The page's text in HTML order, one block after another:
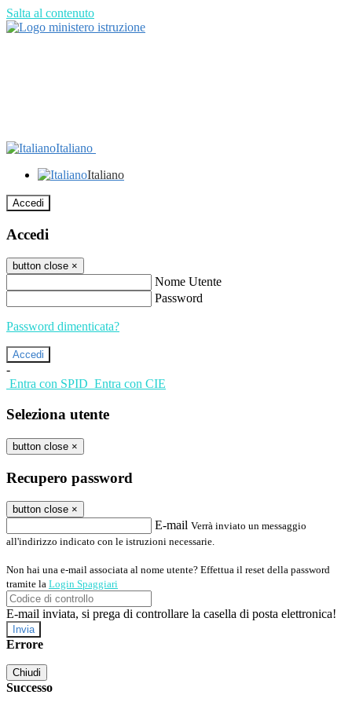
Salta al contenuto
Italiano
Italiano
Accedi
Accedi
button close ×
Nome Utente
Password
Password dimenticata?
-
Entra con SPID Entra con CIE
Seleziona utente
button close ×
Recupero password
button close ×
E-mail Verrà inviato un messaggio
all'indirizzo indicato con le istruzioni necessarie.
Non hai una e-mail associata al nome utente? Effettua il reset della password
tramite la Login Spaggiari
E-mail inviata, si prega di controllare la casella di posta elettronica!
Errore
Chiudi
Successo